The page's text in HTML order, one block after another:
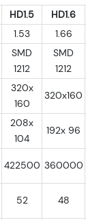
HD1.5 HD1.6
1.53 1.66
SMD
1212
SMD
1212
320x
160
320x160
208x
104
192x 96
422500 360000
52 48